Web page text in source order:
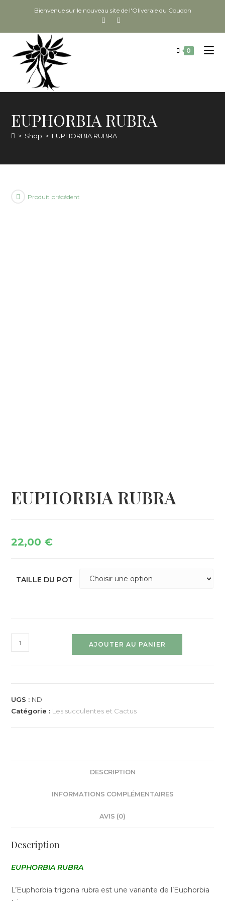
Bienvenue sur le nouveau site de l'Oliveraie du Coudon
0
EUPHORBIA RUBRA
> Shop > EUPHORBIA RUBRA
Produit précédent
EUPHORBIA RUBRA
22,00 €
TAILLE DU POT
AJOUTER AU PANIER
UGS : ND
Catégorie : Les succulentes et Cactus
DESCRIPTION
INFORMATIONS COMPLÉMENTAIRES
AVIS (0)
Description
EUPHORBIA RUBRA
L’Euphorbia trigona rubra est une variante de l’Euphorbia